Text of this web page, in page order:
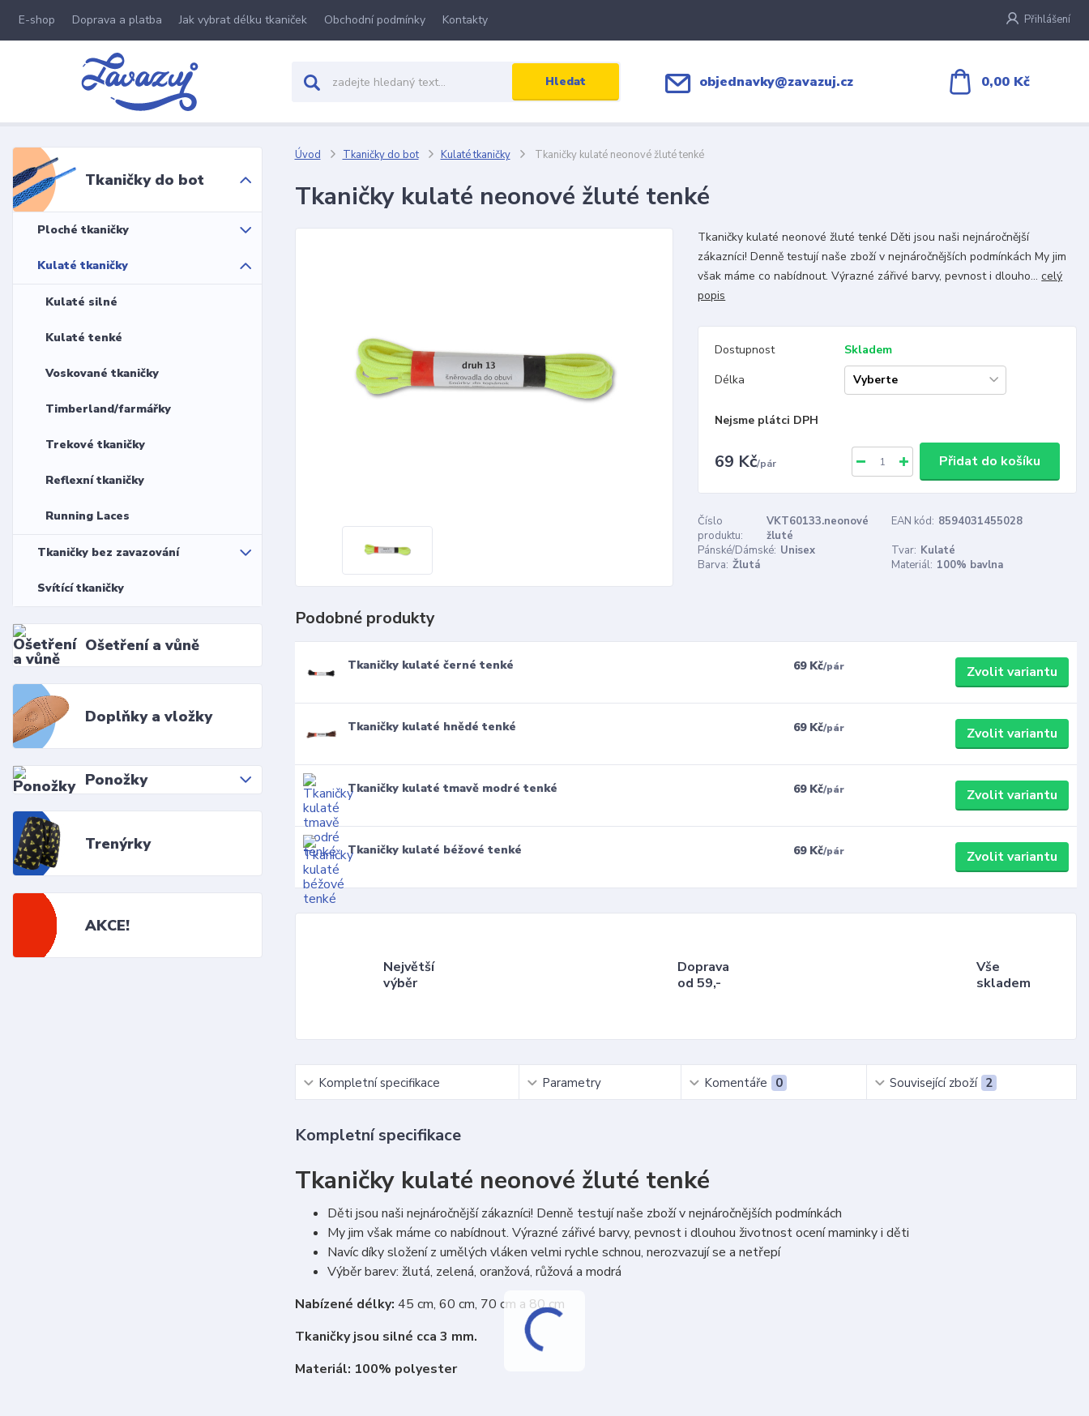
E-shop Doprava a platba Jak vybrat délku tkaniček Obchodní podmínky Kontakty Přihlášení
Hledat objednavky@zavazuj.cz 0,00 Kč
Tkaničky do bot
Ploché tkaničky
Kulaté tkaničky
Kulaté silné
Kulaté tenké
Voskované tkaničky
Timberland/farmářky
Trekové tkaničky
Reflexní tkaničky
Running Laces
Tkaničky bez zavazování
Svítící tkaničky
Ošetření a vůně
Doplňky a vložky
Ponožky
Trenýrky
AKCE!
Úvod Tkaničky do bot Kulaté tkaničky Tkaničky kulaté neonové žluté tenké
Tkaničky kulaté neonové žluté tenké
Tkaničky kulaté neonové žluté tenké Děti jsou naši nejnáročnější
zákazníci! Denně testují naše zboží v nejnáročnějších podmínkách My jim
však máme co nabídnout. Výrazné zářivé barvy, pevnost i dlouho...celý
popis
Dostupnost
Skladem
Délka
Nejsme plátci DPH
69 Kč/pár Přidat do košíku
Číslo
produktu:
VKT60133.neonové
žluté
EAN kód: 8594031455028
Pánské/Dámské: Unisex Tvar: Kulaté
Barva: Žlutá Materiál: 100% bavlna
Podobné produkty
Tkaničky kulaté černé tenké 69 Kč/pár Zvolit variantu
Tkaničky kulaté hnědé tenké 69 Kč/pár Zvolit variantu
Tkaničky kulaté tmavě modré tenké 69 Kč/pár Zvolit variantu
Tkaničky kulaté béžové tenké 69 Kč/pár Zvolit variantu
Největší
výběr
Doprava
od 59,-
Vše
skladem
Kompletní specifikace Parametry Komentáře 0 Související zboží 2
Kompletní specifikace
Tkaničky kulaté neonové žluté tenké
Děti jsou naši nejnáročnější zákazníci! Denně testují naše zboží v nejnáročnějších podmínkách
My jim však máme co nabídnout. Výrazné zářivé barvy, pevnost i dlouhou životnost ocení maminky i děti
Navíc díky složení z umělých vláken velmi rychle schnou, nerozvazují se a netřepí
Výběr barev: žlutá, zelená, oranžová, růžová a modrá
Nabízené délky: 45 cm, 60 cm, 70 cm a 80 cm
Tkaničky jsou silné cca 3 mm.
Materiál: 100% polyester